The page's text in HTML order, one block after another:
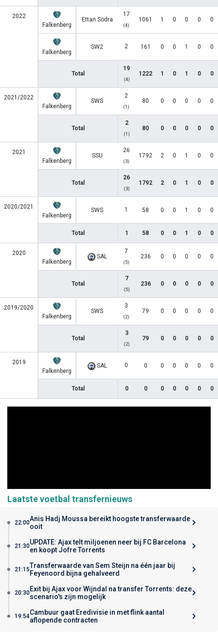
2022
Falkenberg
Ettan Södra
17
(4)
1061 1 0 0 0 0
Falkenberg
SW2 2 161 0 0 1 0 0
Total
19
(4)
1222 1 0 1 0 0
2021/2022
Falkenberg
SWS
2
(1)
80 0 0 0 0 0
Total
2
(1)
80 0 0 0 0 0
2021
Falkenberg
SSU
26
(3)
1792 2 0 1 0 0
Total
26
(3)
1792 2 0 1 0 0
2020/2021
Falkenberg
SWS 1 58 0 0 1 0 0
Total 1 58 0 0 1 0 0
2020
Falkenberg
SAL
7
(5)
236 0 0 0 0 0
Total
7
(5)
236 0 0 0 0 0
2019/2020
Falkenberg
SWS
3
(2)
79 0 0 0 0 0
Total
3
(2)
79 0 0 0 0 0
2019
Falkenberg
SAL 0 0 0 0 0 0 0
Total 0 0 0 0 0 0 0
Laatste voetbal transfernieuws
22:00Anis Hadj Moussa bereikt hoogste transferwaarde
ooit
21:30UPDATE: Ajax telt miljoenen neer bij FC Barcelona
en koopt Jofre Torrents
21:15Transferwaarde van Sem Steijn na één jaar bij
Feyenoord bijna gehalveerd
20:30Exit bij Ajax voor Wijndal na transfer Torrents: deze
scenario's zijn mogelijk
19:54Cambuur gaat Eredivisie in met flink aantal
aflopende contracten